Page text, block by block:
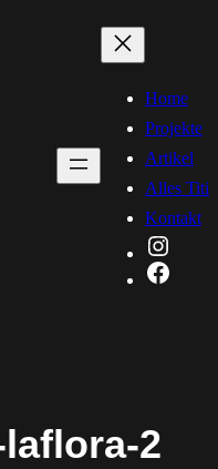
Home
Projekte
Artikel
Alles Titi
Kontakt
2